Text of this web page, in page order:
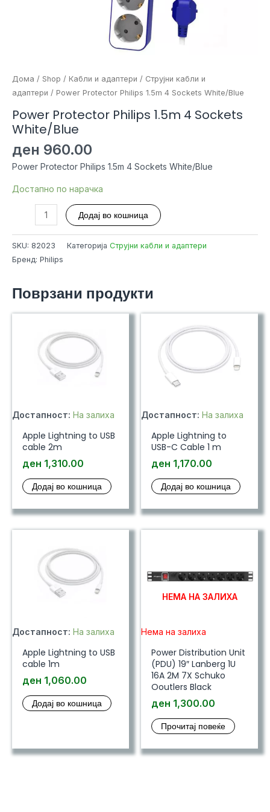
Дома / Shop / Кабли и адаптери / Струјни кабли и
адаптери / Power Protector Philips 1.5m 4 Sockets White/Blue
Power Protector Philips 1.5m 4 Sockets
White/Blue
ден 960.00
Power Protector Philips 1.5m 4 Sockets White/Blue
Достапно по нарачка
Protector
Philips
White/Blue
Додај во кошница
SKU: 82023 Категорија Струјни кабли и адаптери
Бренд: Philips
Поврзани продукти
Достапност: На залиха
Apple Lightning to USB
cable 2m
ден 1,310.00
Додај во кошница
Достапност: На залиха
Apple Lightning to
USB-C Cable 1 m
ден 1,170.00
Додај во кошница
Достапност: На залиха
Apple Lightning to USB
cable 1m
ден 1,060.00
Додај во кошница
НЕМА НА ЗАЛИХА
Нема на залиха
Power Distribution Unit
(PDU) 19″ Lanberg 1U
16A 2M 7X Schuko
Ooutlers Black
ден 1,300.00
Прочитај повеќе